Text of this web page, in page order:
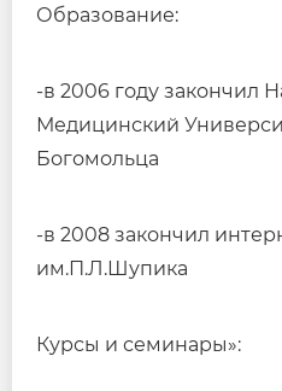
Образование:
-в 2006 году закончил
Медицинский
Богомольца
-в 2008 закончил
им.П.Л.Шупика
Курсы и семинары»: